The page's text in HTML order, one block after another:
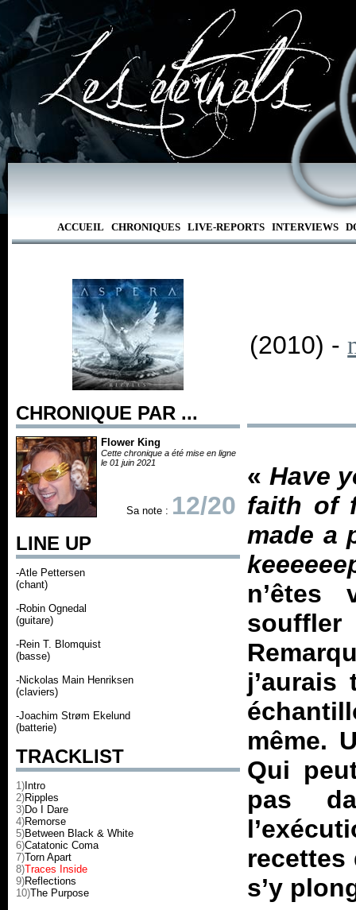
ACCUEIL CHRONIQUES LIVE-REPORTS INTERVIEWS
CHRONIQUE PAR ...
Flower King
Cette chronique a été mise en ligne
le 01 juin 2021
Sa note : 12/20
LINE UP
-Atle Pettersen
(chant)
-Robin Ognedal
(guitare)
-Rein T. Blomquist
(basse)
-Nickolas Main Henriksen
(claviers)
-Joachim Strøm Ekelund
(batterie)
TRACKLIST
1) Intro
2)Ripples
3)Do I Dare
4)Remorse
5)Between Black & White
6)Catatonic Coma
7)Torn Apart
8)Traces Inside
9)Reflections
10)The Purpose
(2010) -
« Have
faith of
made a
n’êtes
même.
Qui
pas
recettes
s’y